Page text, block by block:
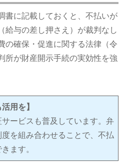
書に記載しておくと、不払いが
給与の差し押さえ）が裁判なし
の確保・促進に関する法律（令
所が財産開示手続の実効性を強
用を】
ービスも普及しています。弁
を組み合わせることで、不払
ます。